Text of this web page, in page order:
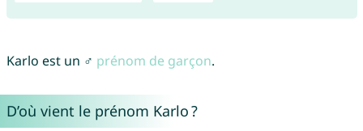
Karlo est un ♂ prénom de garçon.
D’où vient le prénom Karlo ?